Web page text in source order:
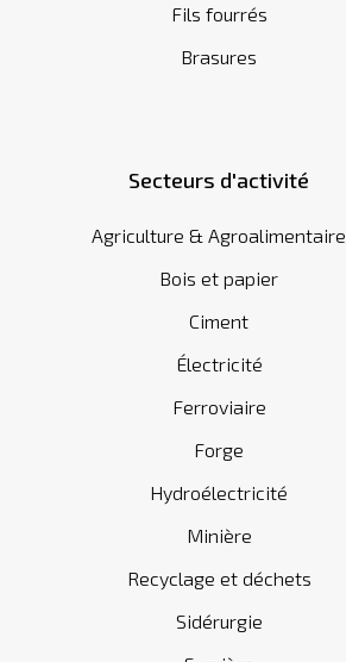
Fils fourrés
Brasures
Secteurs d'activité
Agriculture & Agroalimentaire
Bois et papier
Ciment
Électricité
Ferroviaire
Forge
Hydroélectricité
Minière
Recyclage et déchets
Sidérurgie